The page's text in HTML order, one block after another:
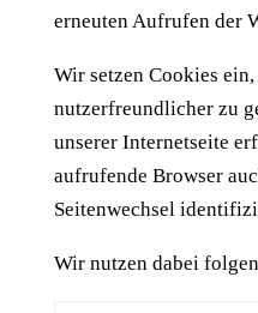
erneuten Aufrufen der
Wir setzen Cookies
nutzerfreundlicher zu
unserer Internetseite
aufrufende Browser
Seitenwechsel
Wir nutzen dabei